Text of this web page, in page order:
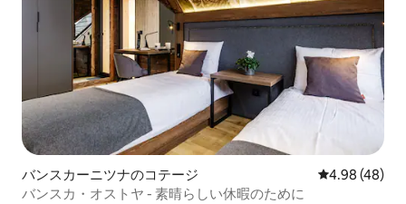
バンスカーニツナのコテージ レビュー48
4.98 (48)
バンスカ・オストヤ - 素晴らしい休暇のために